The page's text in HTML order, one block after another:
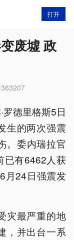
打开
废墟 政
363207
德里格斯5日
生的两次强震
。委内瑞拉官
已有6462人获
月24日强震发
灾最严重的地
，并出台一系